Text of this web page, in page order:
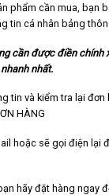
phẩm cần mua, bạn
tin cá nhân bảng
cần được điền chính
nhất.
tin và kiểm tra lại
HÀNG
hoặc sẽ gọi điện lại
hãy đặt hàng ngay